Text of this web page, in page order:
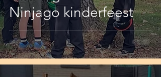
Ninjago kinderfeest